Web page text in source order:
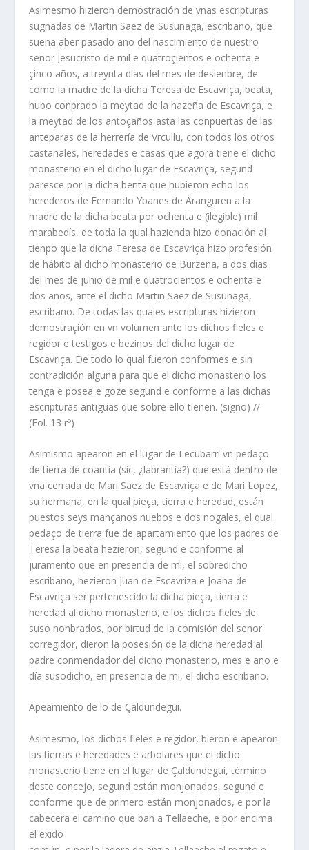
Asimesmo hizieron demostración de vnas escripturas
sugnadas de Martin Saez de Susunaga, escribano, que
suena aber pasado año del nascimiento de nuestro
señor Jesucristo de mil e quatroçientos e ochenta e
çinco años, a treynta días del mes de desienbre, de
cómo la madre de la dicha Teresa de Escavriça, beata,
hubo conprado la meytad de la hazeña de Escavriça, e
la meytad de los antoçaños asta las conpuertas de las
anteparas de la herrería de Vrcullu, con todos los otros
castañales, heredades e casas que agora tiene el dicho
monasterio en el dicho lugar de Escavriça, segund
paresce por la dicha benta que hubieron echo los
herederos de Fernando Ybanes de Aranguren a la
madre de la dicha beata por ochenta e (ilegible) mil
marabedís, de toda la qual hazienda hizo donación al
tienpo que la dicha Teresa de Escavriça hizo profesión
de hábito al dicho monasterio de Burzeña, a dos días
del mes de junio de mil e quatrocientos e ochenta e
dos anos, ante el dicho Martin Saez de Susunaga,
escribano. De todas las quales escripturas hizieron
demostraçión en vn volumen ante los dichos fieles e
regidor e testigos e bezinos del dicho lugar de
Escavriça. De todo lo qual fueron conformes e sin
contradición alguna para que el dicho monasterio los
tenga e posea e goze segund e conforme a las dichas
escripturas antiguas que sobre ello tienen. (signo) //
(Fol. 13 rº)
Asimismo apearon en el lugar de Lecubarri vn pedaço
de tierra de coantía (sic, ¿labrantía?) que está dentro de
vna cerrada de Mari Saez de Escavriça e de Mari Lopez,
su hermana, en la qual pieça, tierra e heredad, están
puestos seys mançanos nuebos e dos nogales, el qual
pedaço de tierra fue de apartamiento que los padres de
Teresa la beata hezieron, segund e conforme al
juramento que en presencia de mi, el sobredicho
escribano, hezieron Juan de Escavriza e Joana de
Escavriça ser pertenescido la dicha pieça, tierra e
heredad al dicho monasterio, e los dichos fieles de
suso nonbrados, por birtud de la comisión del senor
corregidor, dieron la posesión de la dicha heredad al
padre conmendador del dicho monasterio, mes e ano e
día susodicho, en presencia de mi, el dicho escribano.
Apeamiento de lo de Çaldundegui.
Asimesmo, los dichos fieles e regidor, bieron e apearon
las tierras e heredades e arbolares que el dicho
monasterio tiene en el lugar de Çaldundegui, término
deste concejo, segund están monjonados, segund e
conforme que de primero están monjonados, e por la
cabecera el camino que ban a Tellaeche, e por encima
el exido